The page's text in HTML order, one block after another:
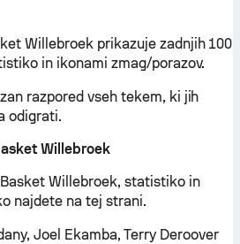
Willebroek prikazuje zadnjih 100
in ikonami zmag/porazov.
razpored vseh tekem, ki jih
odigrati.
Willebroek
Willebroek, statistiko in
najdete na tej strani.
Joel Ekamba, Terry Deroover